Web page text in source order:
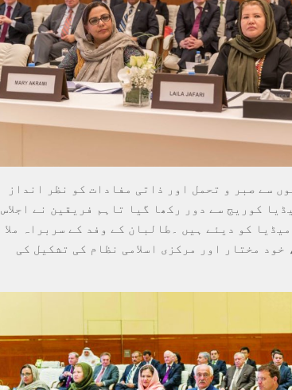
سے صبر و تحمل اور ذاتی مفادات کو نظر انداز
کوریج سے دور رکھا گيا تاہم فریقین نے اجلاس
کو دیئے ہيں ۔طالبان کے وفد کے سربراہ ملا
مختار اور مرکزی اسلامی نظام کی تشکیل کی